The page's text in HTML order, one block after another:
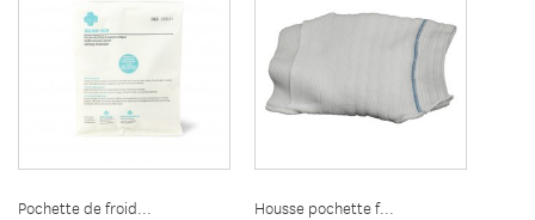
Pochette de froid... Housse pochette f...